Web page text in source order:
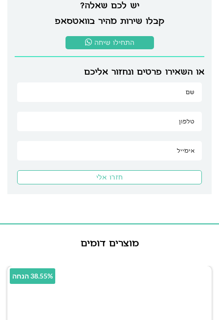
יש לכם שאלה?
קבלו שירות מהיר בוואטסאפ
התחילו שיחה
או השאירו פרטים ונחזור אליכם
מוצרים דומים
38.55% הנחה